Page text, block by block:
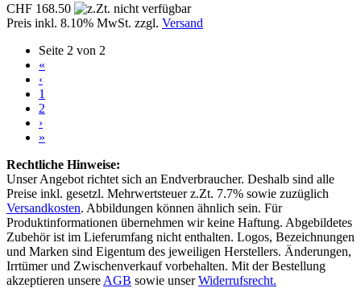
CHF 168.50
Preis inkl. 8.10% MwSt. zzgl. Versand
Seite 2 von 2
«
‹
1
2
›
»
Rechtliche Hinweise:
Unser Angebot richtet sich an Endverbraucher. Deshalb sind alle
Preise inkl. gesetzl. Mehrwertsteuer z.Zt. 7.7% sowie zuzüglich
Versandkosten. Abbildungen können ähnlich sein. Für
Produktinformationen übernehmen wir keine Haftung. Abgebildetes
Zubehör ist im Lieferumfang nicht enthalten. Logos, Bezeichnungen
und Marken sind Eigentum des jeweiligen Herstellers. Änderungen,
Irrtümer und Zwischenverkauf vorbehalten. Mit der Bestellung
akzeptieren unsere AGB sowie unserWiderrufsrecht.